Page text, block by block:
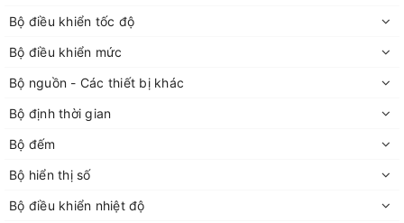
Bộ điều khiển tốc độ
Bộ điều khiển mức
Bộ nguồn - Các thiết bị khác
Bộ định thời gian
Bộ đếm
Bộ hiển thị số
Bộ điều khiển nhiệt độ